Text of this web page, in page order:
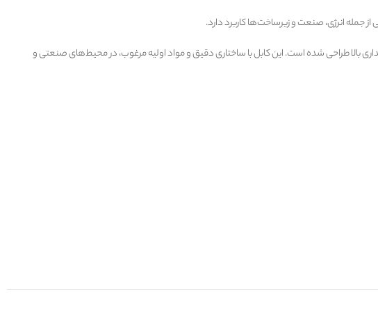
جمله انرژی، صنعت و زیرساخت‌ها کاربرد دارد.
بالا طراحی شده است. این کابل با ساختاری دقیق و مواد اولیه مرغوب، در محیط‌های صنعتی و